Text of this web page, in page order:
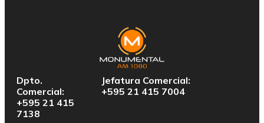
Dpto.
Comercial:
+595 21 415
7138
Jefatura Comercial:
+595 21 415 7004